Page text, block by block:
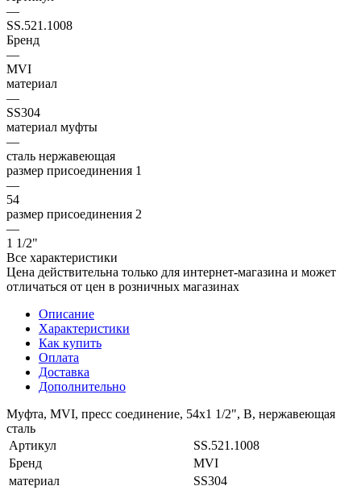
—
SS.521.1008
Бренд
—
MVI
материал
—
SS304
материал муфты
—
сталь нержавеющая
размер присоединения 1
—
54
размер присоединения 2
—
1 1/2"
Все характеристики
Цена действительна только для интернет-магазина и может
отличаться от цен в розничных магазинах
Описание
Характеристики
Как купить
Оплата
Доставка
Дополнительно
Муфта, MVI, пресс соединение, 54x1 1/2", В, нержавеющая
сталь
Артикул
SS.521.1008
Бренд
MVI
материал
SS304